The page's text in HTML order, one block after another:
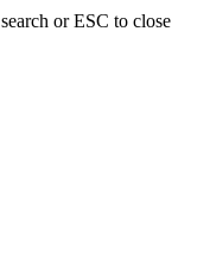
or ESC to close